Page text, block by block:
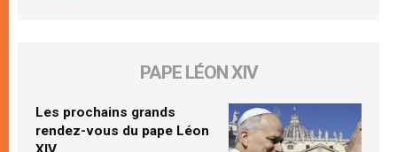
PAPE LÉON XIV
Les prochains grands
rendez-vous du pape Léon